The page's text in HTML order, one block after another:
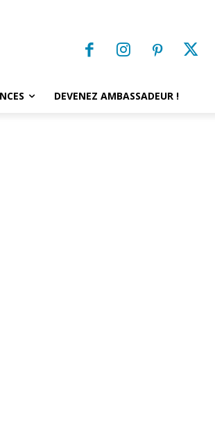
DEVENEZ AMBASSADEUR !